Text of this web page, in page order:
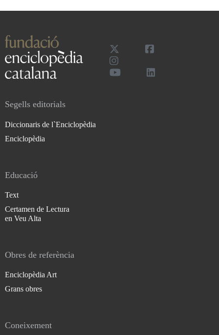
Segells editorials
Diccionaris de l`Enciclopèdia
Enciclopèdia
Educació
Text
Certamen de Lectura
en Veu Alta
Obres de referència
Enciclopèdia Art
Grans obres
Coneixement